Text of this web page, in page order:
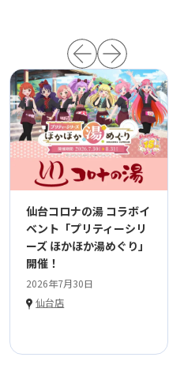
仙台コロナの湯 コラボイ
ベント「プリティーシリ
ーズ ほかほか湯めぐり」
開催！
2026年7月30日
仙台店